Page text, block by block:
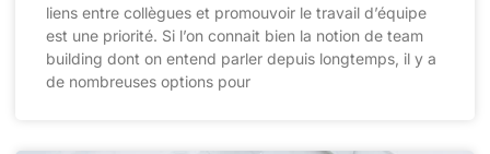
liens entre collègues et promouvoir le travail d’équipe
est une priorité. Si l’on connait bien la notion de team
building dont on entend parler depuis longtemps, il y a
de nombreuses options pour